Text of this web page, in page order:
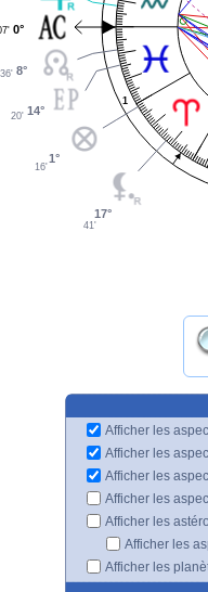
1
0°
8°
36'
14°
20'
1°
16'
17°
41'
Afficher les
Afficher les
Afficher les
Afficher les
Afficher les
Afficher les
Afficher les